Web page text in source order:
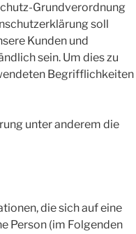
Grundverordnung
soll
Kunden und
sein. Um dies zu
Begrifflichkeiten
unter anderem die
die sich auf eine
Person (im Folgenden